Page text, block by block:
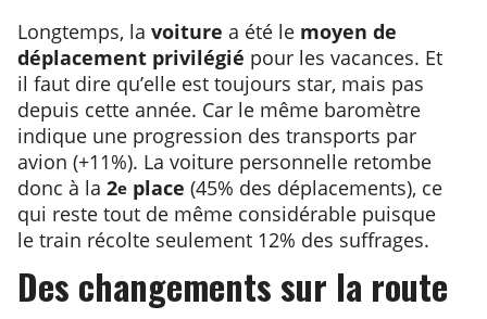
Longtemps, la voiture a été le moyen de
déplacement privilégié pour les vacances. Et
il faut dire qu’elle est toujours star, mais pas
depuis cette année. Car le même baromètre
indique une progression des transports par
avion (+11%). La voiture personnelle retombe
donc à la 2e place (45% des déplacements), ce
qui reste tout de même considérable puisque
le train récolte seulement 12% des suffrages.
Des changements sur la route